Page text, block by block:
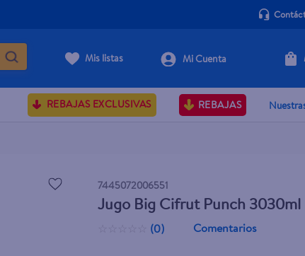
Mis listas
REBAJAS EXCLUSIVAS REBAJAS
7445072006551
Jugo Big Cifrut Punch 3030ml
(0) Comentarios